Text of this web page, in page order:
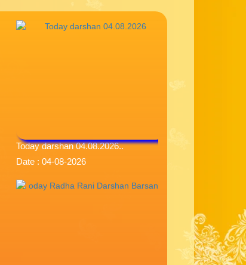
Today darshan 04.08.2026..
Date : 04-08-2026